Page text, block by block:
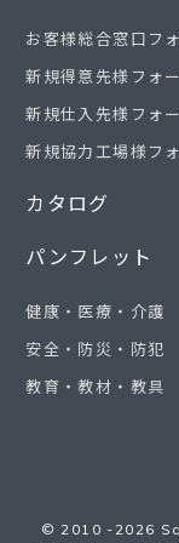
お客様総合窓口フ
新規得意先様フォ
新規仕入先様フォ
新規協力工場様フ
カタログ
パンフレット
健康・医療・介護
安全・防災・防犯
教育・教材・教具
© 2010 -2026